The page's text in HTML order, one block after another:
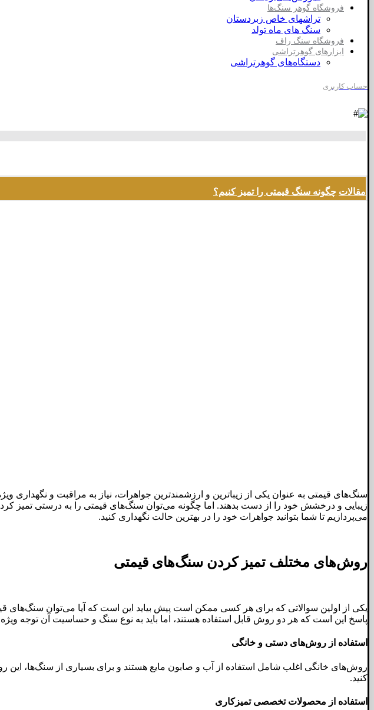
فروشگاه گوهر سنگ‌ها
تراشهای خاص زبردستان
سنگ های ماه تولد
فروشگاه سنگ راف
ابزارهای گوهرتراشی
دستگاه‌های گوهرتراشی
حساب کاربری
مقالات چگونه سنگ قیمتی را تمیز کنیم؟
سنگ‌های قیمتی به عنوان یکی از زیباترین و ارزشمندترین جواهرات، نیاز به مراقبت و
زیبایی و درخشش خود را از دست بدهند. اما چگونه می‌توان سنگ‌های قیمتی را به درستی تمیز
می‌پردازیم تا شما بتوانید جواهرات خود را در بهترین حالت نگهداری کنید.
روش‌های مختلف تمیز کردن سنگ‌های قیمتی
یکی از اولین سوالاتی که برای هر کسی ممکن است پیش بیاید این است که آیا می‌توان
پاسخ این است که هر دو روش قابل استفاده هستند، اما باید به نوع سنگ و حساسیت آن توجه
استفاده از روش‌های دستی و خانگی
روش‌های خانگی اغلب شامل استفاده از آب و صابون مایع هستند و برای بسیاری از سنگ‌ها، این
کنید.
استفاده از محصولات تخصصی تمیزکاری